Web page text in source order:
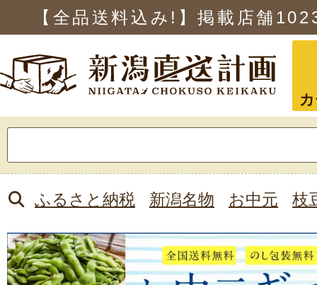
【全品送料込み!】掲載店舗
索:
ふるさと納税 新潟名物 お中元 枝